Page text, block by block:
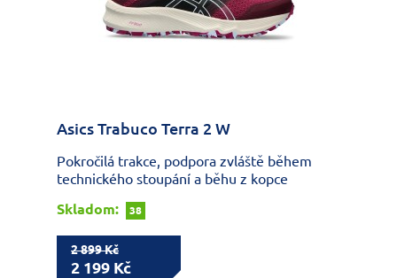
Asics Trabuco Terra 2 W
Pokročilá trakce, podpora zvláště během
technického stoupání a běhu z kopce
Skladom:
38
2 899 Kč
2 199 Kč